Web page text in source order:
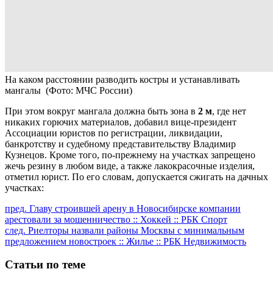
На каком расстоянии разводить костры и устанавливать
мангалы (Фото: МЧС России)
При этом вокруг мангала должна быть зона в 2 м, где нет
никаких горючих материалов, добавил вице-президент
Ассоциации юристов по регистрации, ликвидации,
банкротству и судебному представительству Владимир
Кузнецов. Кроме того, по-прежнему на участках запрещено
жечь резину в любом виде, а также лакокрасочные изделия,
отметил юрист. По его словам, допускается сжигать на дачных
участках:
Продолжить
чтение
пред. Главу строившей арену в Новосибирске компании
арестовали за мошенничество :: Хоккей :: РБК Спорт
след. Риелторы назвали районы Москвы с минимальным
предложением новостроек :: Жилье :: РБК Недвижимость
Статьи по теме